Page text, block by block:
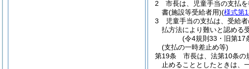
2
市長は、児童手当の支払
書(施設等受給者用)(様式第
3
児童手当の支払は、受給
払方法により難いと認める
(令4規則33・旧第17
(支払の一時差止め等)
第19条
市長は、法第10条の
止めることとしたときは、